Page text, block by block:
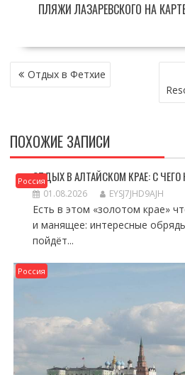
ПЛЯЖИ ЛАЗАРЕВСКОГО НА
НАВИГАЦИЯ
ПО Отдых в Фетхие
ПОХОЖИЕ ЗАПИСИ
РоссияОТДЫХ В АЛТАЙСКОМ КРАЕ: С
01.08.2026 EYSJ7JHD9AJH
Есть в этом «золотом крае»
и манящее: интересные
пойдёт...
Россия